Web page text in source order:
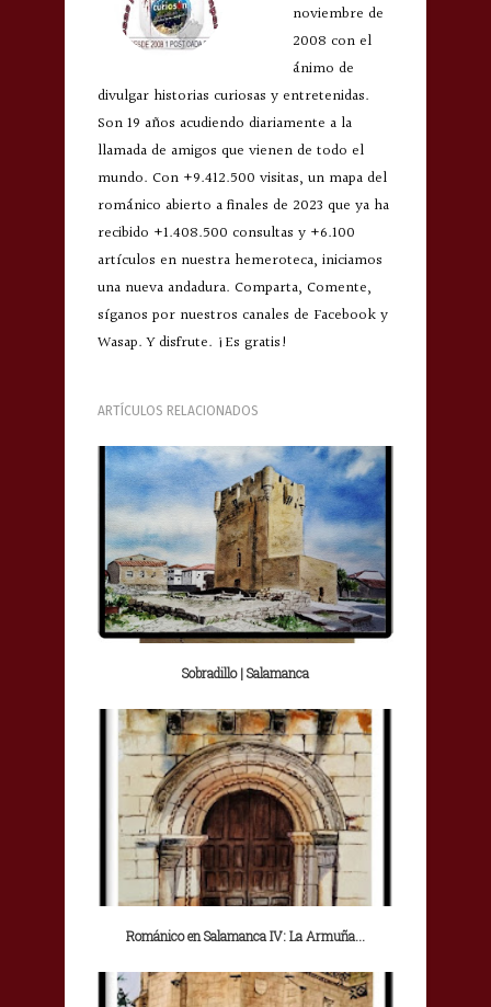
noviembre de
2008 con el
ánimo de
divulgar historias curiosas y entretenidas.
Son 19 años acudiendo diariamente a la
llamada de amigos que vienen de todo el
mundo. Con +9.412.500 visitas, un mapa del
románico abierto a finales de 2023 que ya ha
recibido +1.408.500 consultas y +6.100
artículos en nuestra hemeroteca, iniciamos
una nueva andadura. Comparta, Comente,
síganos por nuestros canales de Facebook y
Wasap. Y disfrute. ¡Es gratis!
ARTÍCULOS RELACIONADOS
Sobradillo | Salamanca
Románico en Salamanca IV: La Armuña...